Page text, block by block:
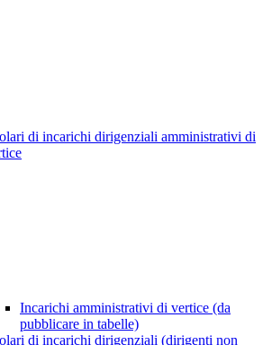
di incarichi dirigenziali amministrativi di
Incarichi amministrativi di vertice (da
pubblicare in tabelle)
di incarichi dirigenziali (dirigenti non